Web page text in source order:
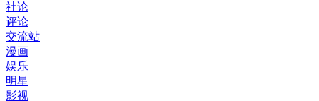
社论
评论
交流站
漫画
娱乐
明星
影视